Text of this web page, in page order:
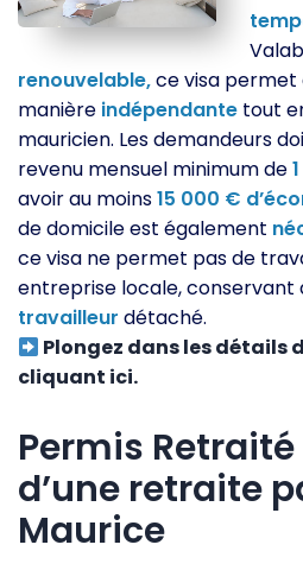
renouvelable,ce visa
manière indépendante tout
mauricien. Les demandeurs
revenu mensuel minimum de1
avoir au moins15 000 €
de domicile est également
ce visa ne permet pas de
entreprise locale, conservant
travailleur détaché.
Plongez dans les détails
cliquant ici.
Permis Retraité
d’une retraite
Maurice